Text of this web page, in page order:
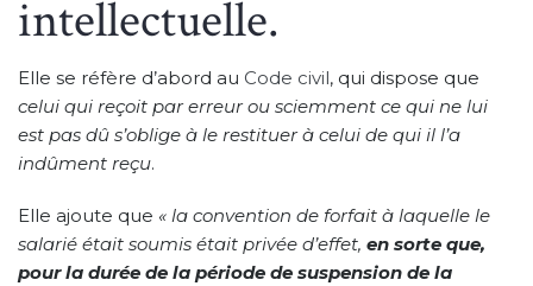
intellectuelle.
Elle se réfère d’abord au Code civil, qui dispose que
celui qui reçoit par erreur ou sciemment ce qui ne lui
est pas dû s’oblige à le restituer à celui de qui il l’a
indûment reçu.
Elle ajoute que « la convention de forfait à laquelle le
salarié était soumis était privée d’effet, en sorte que,
pour la durée de la période de suspension de la